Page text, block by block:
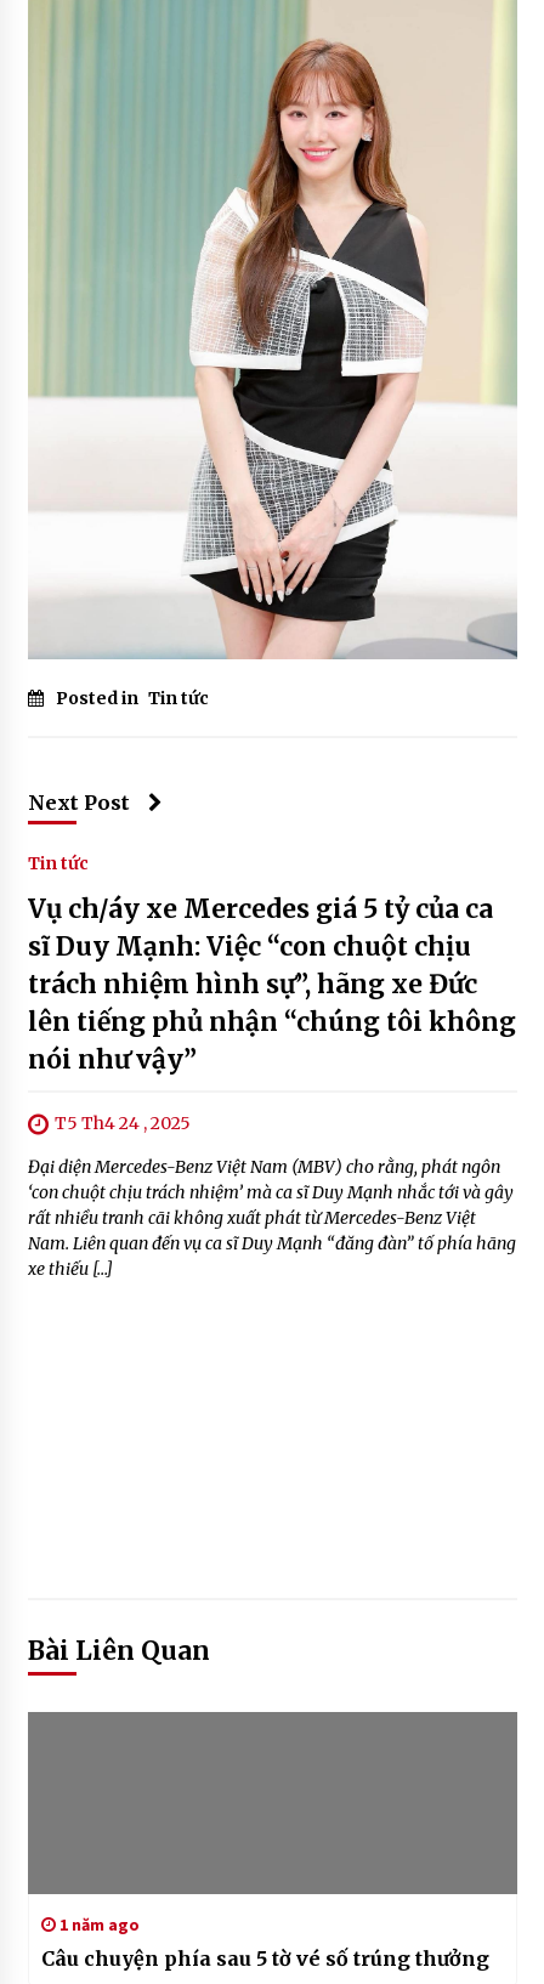
Posted in Tin tức
Next Post
Tin tức
Vụ ch/áy xe Mercedes giá 5 tỷ của ca
sĩ Duy Mạnh: Việc “con chuột chịu
trách nhiệm hình sự”, hãng xe Đức
lên tiếng phủ nhận “chúng tôi không
nói như vậy”
T5 Th4 24 , 2025
Đại diện Mercedes-Benz Việt Nam (MBV) cho rằng, phát ngôn
‘con chuột chịu trách nhiệm’ mà ca sĩ Duy Mạnh nhắc tới và gây
rất nhiều tranh cãi không xuất phát từ Mercedes-Benz Việt
Nam. Liên quan đến vụ ca sĩ Duy Mạnh “đăng đàn” tố phía hãng
xe thiếu […]
Bài Liên Quan
1 năm ago
Câu chuyện phía sau 5 tờ vé số trúng thưởng